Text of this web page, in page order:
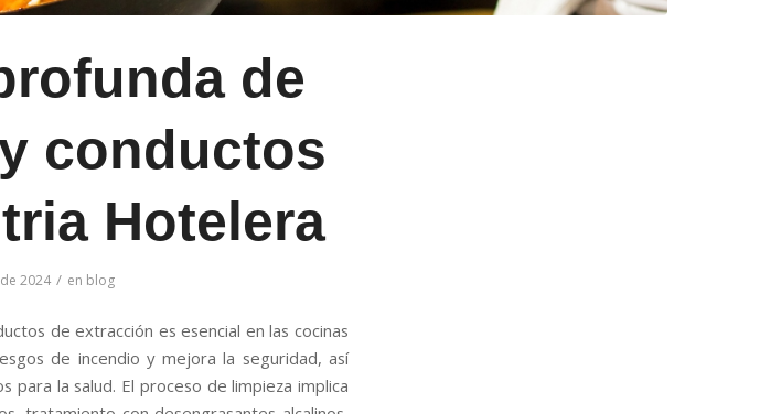
de
conductos
Hotelera
2024 / en blog
de extracción es esencial en las cocinas
de incendio y mejora la seguridad, así
para la salud. El proceso de limpieza implica